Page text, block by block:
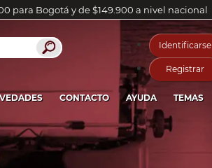
para Bogotá y de $149.900 a nivel nacional
Identificarse
Registrar
CONTACTO AYUDA TEMAS